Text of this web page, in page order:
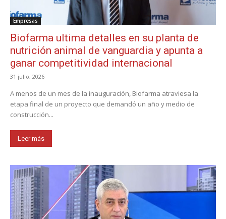
Empresas
Biofarma ultima detalles en su planta de
nutrición animal de vanguardia y apunta a
ganar competitividad internacional
31 julio, 2026
A menos de un mes de la inauguración, Biofarma atraviesa la
etapa final de un proyecto que demandó un año y medio de
construcción...
Leer más